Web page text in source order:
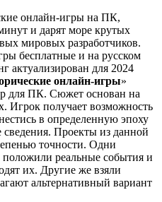
онлайн-игры на ПК,
и дарят море крутых
мировых разработчиков.
бесплатные и на русском
актуализирован для 2024
онлайн-игры»
для ПК. Сюжет основан на
Игрок получает возможность
в определенную эпоху
Проекты из данной
точности. Одни
положили реальные события и
их. Другие же взяли
альтернативный вариант